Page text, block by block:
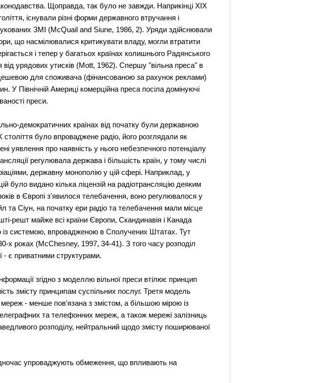
Щоправда, так було не завжди. Наприкінці ХІХ
існували різні форми державного втручання і
ЗМІ (McQuaіl and Sіune, 1986, 2). Уряди здійснювали
що насмілювалися критикувати владу, могли втратити
і тепер у багатьох країнах колишнього Радянського
урядових утисків (Mott, 1962). Спершу "вільна преса" в
для споживача (фінансованою за рахунок реклами)
У Північній Америці комерційна преса посіла домінуючі
преси.
демократичних країнах від початку були державною
було впроваджене радіо, його розглядали як
уявлення про наявність у нього небезпечного потенціалу
регулювала держава і більшість країн, у тому числі
державну монополію у цій сфері. Наприклад, у
було видано кілька ліцензій на радіотрансляцію деяким
в Європі з'явилося телебачення, воно регулювалося у
та Сіун, на початку ери радіо та телебачення мали місце
решт майже всі країни Європи, Скандинавія і Канада
із системою, впровадженою в Сполучених Штатах. Тут
х роках (McChesney, 1997, 34-41). З того часу розподіл
- є приватними структурами.
згідно з моделлю вільної преси втілює принцип
змісту принципам суспільних послуг. Третя модель
мереж - менше пов'язана з змістом, а більшою мірою із
та телефонних мереж, а також мережі залізниць
розподілу, нейтральний щодо змісту поширюваної
упроваджують обмеження, що впливають на